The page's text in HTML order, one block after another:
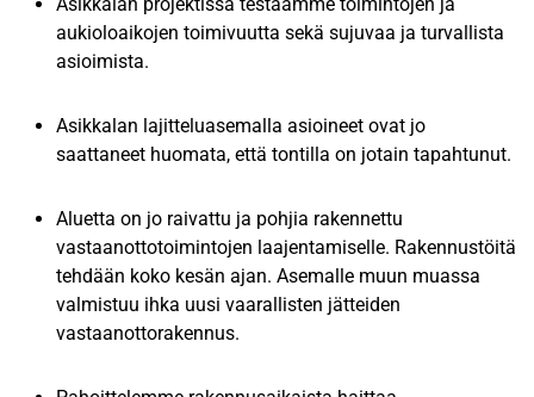
aukioloaikojen toimivuutta sekä sujuvaa ja turvallista
asioimista.
Asikkalan lajitteluasemalla asioineet ovat jo
saattaneet huomata, että tontilla on jotain tapahtunut.
Aluetta on jo raivattu ja pohjia rakennettu
vastaanottotoimintojen laajentamiselle. Rakennustöitä
tehdään koko kesän ajan. Asemalle muun muassa
valmistuu ihka uusi vaarallisten jätteiden
vastaanottorakennus.